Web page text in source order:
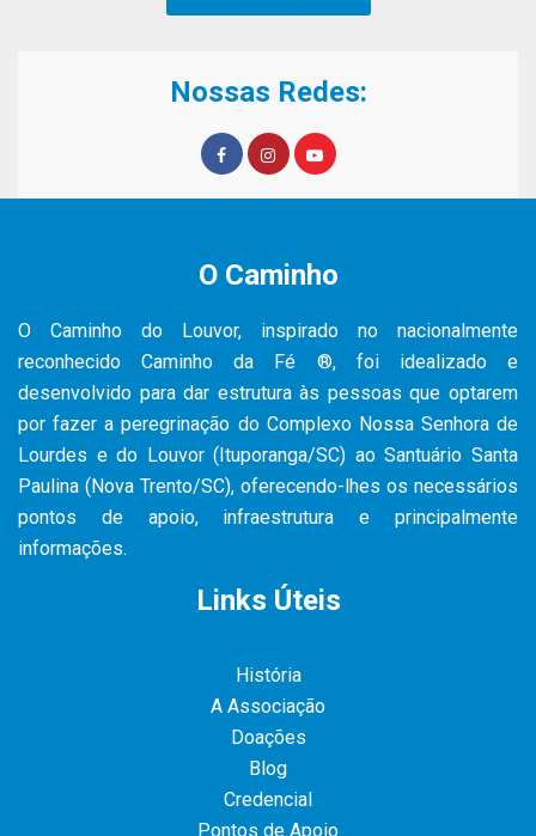
Nossas Redes:
O Caminho
O Caminho do Louvor, inspirado no nacionalmente
reconhecido Caminho da Fé ®, foi idealizado e
desenvolvido para dar estrutura às pessoas que optarem
por fazer a peregrinação do Complexo Nossa Senhora de
Lourdes e do Louvor (Ituporanga/SC) ao Santuário Santa
Paulina (Nova Trento/SC), oferecendo-lhes os necessários
pontos de apoio, infraestrutura e principalmente
informações.
Links Úteis
História
A Associação
Doações
Blog
Credencial
Pontos de Apoio